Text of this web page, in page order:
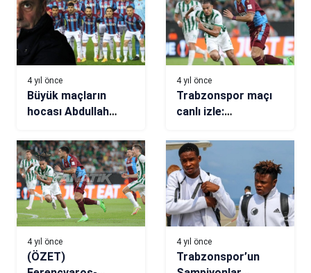
4 yıl önce
Büyük maçların
hocası Abdullah
Trabzonspor’dan
Fenerbahçe’ye karşı
büyük üstünlük
4 yıl önce
Trabzonspor maçı
canlı izle:
Ferencvaros
şifresiz yayın (Ts
Ferencvaros Exxen
canlı izle)
4 yıl önce
(ÖZET)
4 yıl önce
Trabzonspor’un